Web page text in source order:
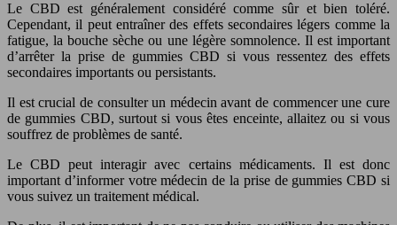
Le CBD est généralement considéré comme sûr et bien toléré.
Cependant, il peut entraîner des effets secondaires légers comme la
fatigue, la bouche sèche ou une légère somnolence. Il est important
d’arrêter la prise de gummies CBD si vous ressentez des effets
secondaires importants ou persistants.
Il est crucial de consulter un médecin avant de commencer une cure
de gummies CBD, surtout si vous êtes enceinte, allaitez ou si vous
souffrez de problèmes de santé.
Le CBD peut interagir avec certains médicaments. Il est donc
important d’informer votre médecin de la prise de gummies CBD si
vous suivez un traitement médical.